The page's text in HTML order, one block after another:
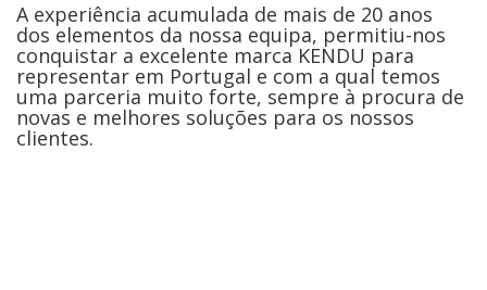
A experiência acumulada de mais de 20 anos
dos elementos da nossa equipa, permitiu-nos
conquistar a excelente marca KENDU para
representar em Portugal e com a qual temos
uma parceria muito forte, sempre à procura de
novas e melhores soluções para os nossos
clientes.